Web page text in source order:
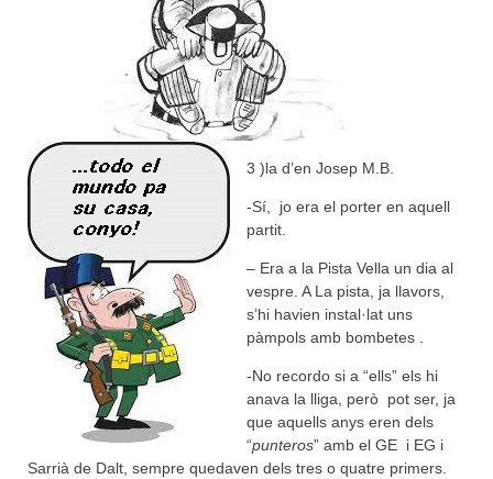
3 )la d’en Josep M.B.
-Sí, jo era el porter en aquell
partit.
– Era a la Pista Vella un dia al
vespre. A La pista, ja llavors,
s’hi havien instal·lat uns
pàmpols amb bombetes .
-No recordo si a “ells” els hi
anava la lliga, però pot ser, ja
que aquells anys eren dels
“punteros” amb el GE i EG i
Sarrià de Dalt, sempre quedaven dels tres o quatre primers.